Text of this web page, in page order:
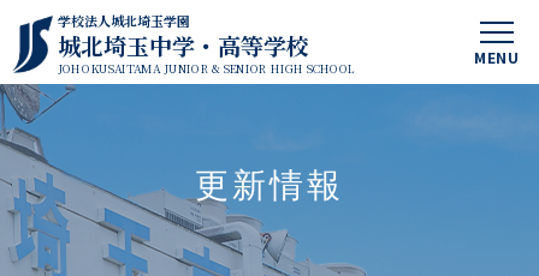
MENU
学校法人城北埼玉学園
城北埼玉中学・高等学校
JOHOKUSAITAMA JUNIOR & SENIOR HIGH SCHOOL
更新情報